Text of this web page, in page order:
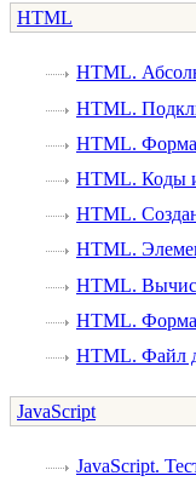
HTML
HTML.
HTML.
HTML.
HTML. Коды
HTML.
HTML.
HTML.
HTML. Форма
HTML. Файл
JavaScript
JavaScript.